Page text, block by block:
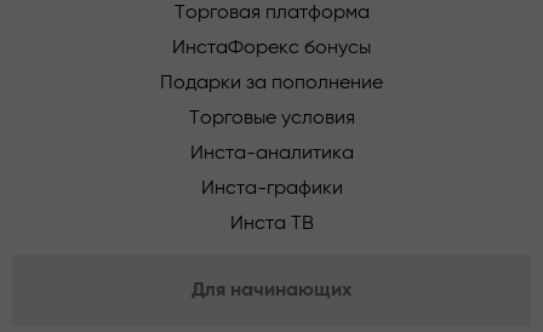
Торговая платформа
ИнстаФорекс бонусы
Подарки за пополнение
Торговые условия
Инста-аналитика
Инста-графики
Инста ТВ
Для начинающих